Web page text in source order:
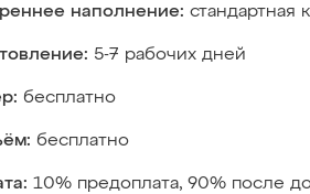
наполнение: стандартная
5-7 рабочих дней
бесплатно
бесплатно
10% предоплата, 90% после